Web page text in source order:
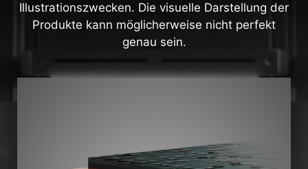
Illustrationszwecken. Die visuelle Darstellung der
Produkte kann möglicherweise nicht perfekt
genau sein.